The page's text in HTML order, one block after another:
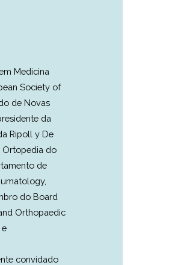
Medicina
Society of
de Novas
da
Ripoll y De
Ortopedia do
de
do Board
Orthopaedic
e
convidado